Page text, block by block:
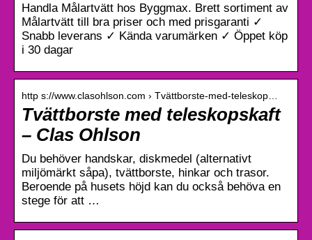
Handla Målartvätt hos Byggmax. Brett sortiment av
Målartvätt till bra priser och med prisgaranti ✓
Snabb leverans ✓ Kända varumärken ✓ Öppet köp
i 30 dagar
http s://www.clasohlson.com › Tvättborste-med-teleskop…
Tvättborste med teleskopskaft
– Clas Ohlson
Du behöver handskar, diskmedel (alternativt
miljömärkt såpa), tvättborste, hinkar och trasor.
Beroende på husets höjd kan du också behöva en
stege för att …